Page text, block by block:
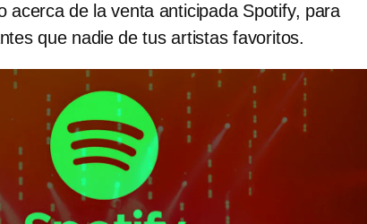
acerca de la venta anticipada Spotify, para
que nadie de tus artistas favoritos.